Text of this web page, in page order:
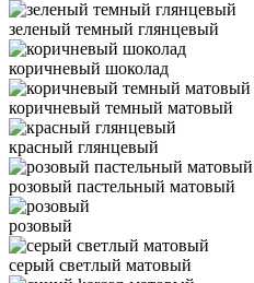
зеленый темный глянцевый
коричневый шоколад
коричневый темный матовый
красный глянцевый
розовый пастельный матовый
розовый
серый светлый матовый